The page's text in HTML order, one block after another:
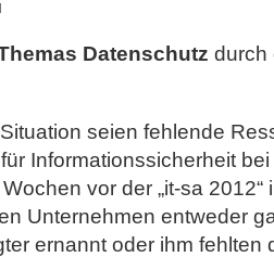
Datenschutz durch
seien fehlende
Informationssicherheit
vor der „it-sa
Unternehmen entweder
ernannt oder ihm fehlten